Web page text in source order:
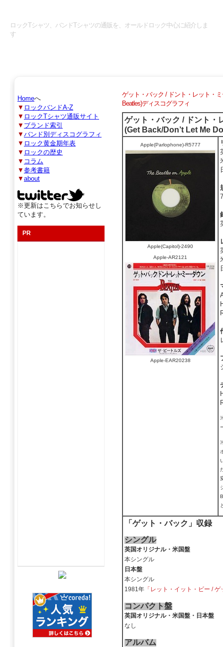
ロックTシャツ、バンドTシャツの通販を、オールドロック中心に紹介しま
す
ゲット・バック / ドント・レット・ミ
Beatles)ディスコグラフィ
ゲット・バック / ドント・
(Get Back/Don’t Let Me
Apple(Parlophone)-R5777
Apple(Capitol)-2490
Apple-AR2121
Apple-EAR20238
「ゲット・バック」収録
シングル
英国オリジナル・米国盤
本シングル
日本盤
本シングル
1981年 「レット・イット・ビー /
コンパクト盤
英国オリジナル・米国盤・日本盤
なし
アルバム
Homeへ
▼ ロックバンドA-Z
▼ ロックTシャツ通販サイト
▼ ブランド索引
▼ バンド別ディスコグラフィ
▼ ロック黄金期年表
▼ ロックの歴史
▼ コラム
▼ 参考書籍
▼ about
※更新はこちらでお知らせし
ています。
PR